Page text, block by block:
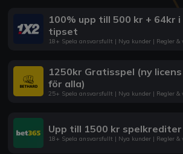
100% upp till 500 kr + 64kr i
tipset
18+ Spela ansvarsfullt | Nya kunder | Regler
1250kr Gratisspel (ny licens
för alla)
25+ Spela ansvarsfullt | Nya kunder | Regler &
Upp till 1500 kr spelkrediter
18+ Spela ansvarsfullt | Nya kunder | Regler &